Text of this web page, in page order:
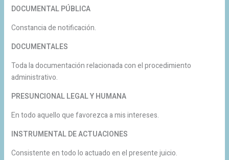
DOCUMENTAL PÚBLICA
Constancia de notificación.
DOCUMENTALES
Toda la documentación relacionada con el procedimiento
administrativo.
PRESUNCIONAL LEGAL Y HUMANA
En todo aquello que favorezca a mis intereses.
INSTRUMENTAL DE ACTUACIONES
Consistente en todo lo actuado en el presente juicio.